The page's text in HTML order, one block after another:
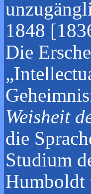
1848
Die
Weisheit
die
Studium
Humboldt